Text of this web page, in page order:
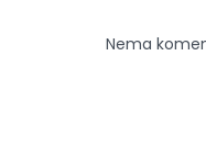
Nema